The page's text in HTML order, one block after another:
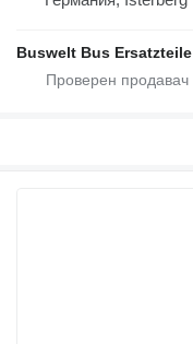
Buswelt Bus Ersatzteile